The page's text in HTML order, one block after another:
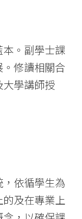
。副學士課
修讀相關合
學講師授
依循學生為
及在專業上